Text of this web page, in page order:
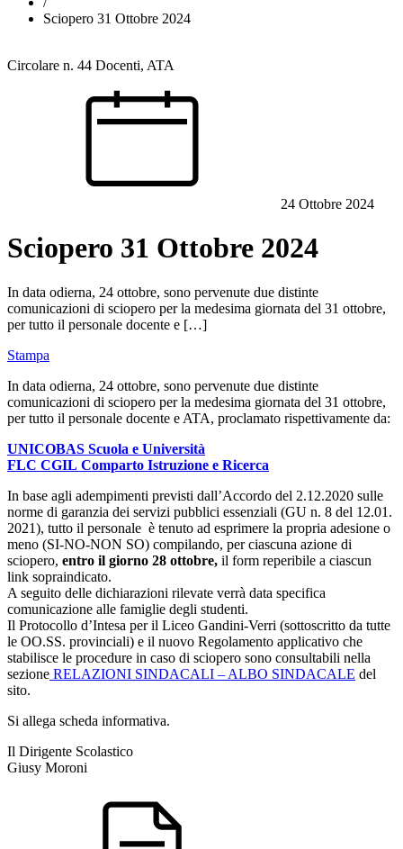
Sciopero 31 Ottobre 2024
Circolare n. 44 Docenti, ATA
24 Ottobre 2024
Sciopero 31 Ottobre 2024
In data odierna, 24 ottobre, sono pervenute due distinte
comunicazioni di sciopero per la medesima giornata del 31 ottobre,
per tutto il personale docente e […]
Stampa
In data odierna, 24 ottobre, sono pervenute due distinte
comunicazioni di sciopero per la medesima giornata del 31 ottobre,
per tutto il personale docente e ATA, proclamato rispettivamente da:
UNICOBAS Scuola e Università
FLC CGIL Comparto Istruzione e Ricerca
In base agli adempimenti previsti dall’Accordo del 2.12.2020 sulle
norme di garanzia dei servizi pubblici essenziali (GU n. 8 del 12.01.
2021), tutto il personale è tenuto ad esprimere la propria adesione o
meno (SI-NO-NON SO) compilando, per ciascuna azione di
sciopero, entro il giorno 28 ottobre, il form reperibile a ciascun
link sopraindicato.
A seguito delle dichiarazioni rilevate verrà data specifica
comunicazione alle famiglie degli studenti.
Il Protocollo d’Intesa per il Liceo Gandini-Verri (sottoscritto da tutte
le OO.SS. provinciali) e il nuovo Regolamento applicativo che
stabilisce le procedure in caso di sciopero sono consultabili nella
sezione RELAZIONI SINDACALI – ALBO SINDACALE del
sito.
Si allega scheda informativa.
Il Dirigente Scolastico
Giusy Moroni